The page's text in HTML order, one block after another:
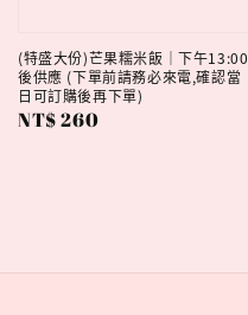
(特盛大份)芒果糯米飯｜下午13:00
後供應 (下單前請務必來電,確認當
日可訂購後再下單)
Regular
NT$ 260